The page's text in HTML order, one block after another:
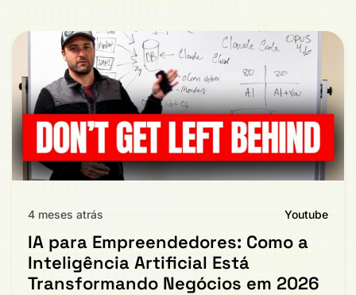
4 meses atrás Youtube
IA para Empreendedores: Como a
Inteligência Artificial Está
Transformando Negócios em 2026